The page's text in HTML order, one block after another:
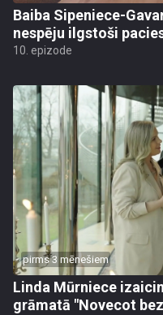
Baiba Sipeniece-
nespēju ilgstoši
10. epizode
pirms 3 mēnešiem
Linda Mūrniece
grāmatā "Novecot